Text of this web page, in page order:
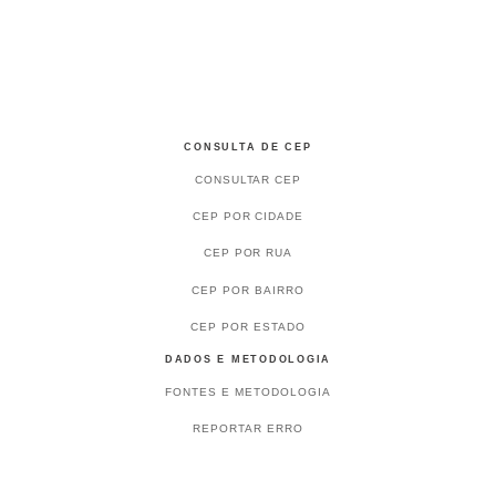
CONSULTA DE CEP
CONSULTAR CEP
CEP POR CIDADE
CEP POR RUA
CEP POR BAIRRO
CEP POR ESTADO
DADOS E METODOLOGIA
FONTES E METODOLOGIA
REPORTAR ERRO